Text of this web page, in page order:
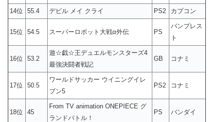
14位 55.4 デビル メイ クライ PS2 カプコン
15位 54.5 スーパーロボット大戦α外伝 PS
バンプレス
ト
16位 53.2
遊☆戯☆王デュエルモンスターズ4
最強決闘者戦記
GB コナミ
17位 50.5
ワールドサッカー ウイニングイレ
ブン5
PS2 コナミ
18位 45
From TV animation ONEPIECE グ
ランドバトル！
PS バンダイ